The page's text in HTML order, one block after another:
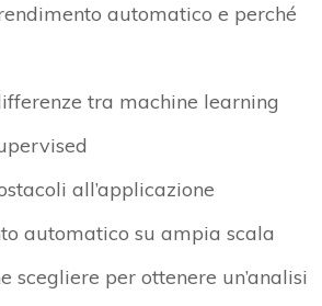
automatico e perché
tra machine learning
all’applicazione
automatico su ampia scala
scegliere per ottenere un’analisi